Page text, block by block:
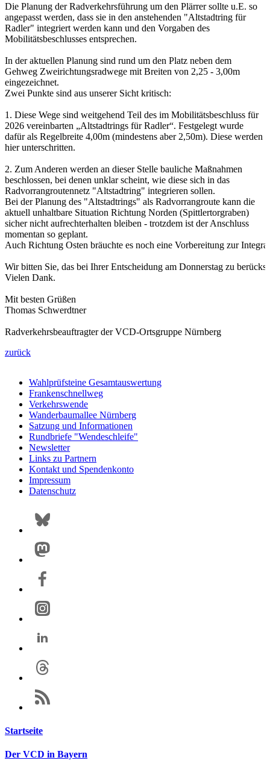
Die Planung der Radverkehrsführung um den Plärrer sollte u.E. so
angepasst werden, dass sie in den anstehenden "Altstadtring für
Radler" integriert werden kann und den Vorgaben des
Mobilitätsbeschlusses entsprechen.
In der aktuellen Planung sind rund um den Platz neben dem
Gehweg Zweirichtungsradwege mit Breiten von 2,25 - 3,00m
eingezeichnet.
Zwei Punkte sind aus unserer Sicht kritisch:
1. Diese Wege sind weitgehend Teil des im Mobilitätsbeschluss für
2026 vereinbarten „Altstadtrings für Radler“. Festgelegt wurde
dafür als Regelbreite 4,00m (mindestens aber 2,50m). Diese werden
hier unterschritten.
2. Zum Anderen werden an dieser Stelle bauliche Maßnahmen
beschlossen, bei denen unklar scheint, wie diese sich in das
Radvorrangroutennetz "Altstadtring" integrieren sollen.
Bei der Planung des "Altstadtrings" als Radvorrangroute kann die
aktuell unhaltbare Situation Richtung Norden (Spittlertorgraben)
sicher nicht aufrechterhalten bleiben - trotzdem ist der Anschluss
momentan so geplant.
Auch Richtung Osten bräuchte es noch eine Vorbereitung zur
Wir bitten Sie, das bei Ihrer Entscheidung am Donnerstag zu
Vielen Dank.
Mit besten Grüßen
Thomas Schwerdtner
Radverkehrsbeauftragter der VCD-Ortsgruppe Nürnberg
zurück
Wahlprüfsteine Gesamtauswertung
Frankenschnellweg
Verkehrswende
Wanderbaumallee Nürnberg
Satzung und Informationen
Rundbriefe "Wendeschleife"
Newsletter
Links zu Partnern
Kontakt und Spendenkonto
Impressum
Datenschutz
Startseite
Der VCD in Bayern